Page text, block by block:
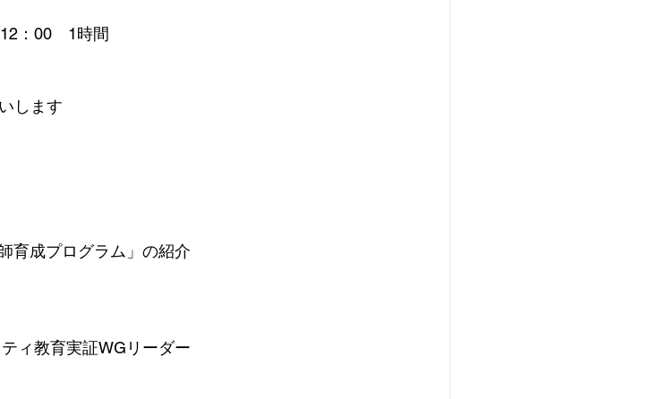
：00　1時間
します
育成プログラム」の紹介
ィ教育実証WGリーダー